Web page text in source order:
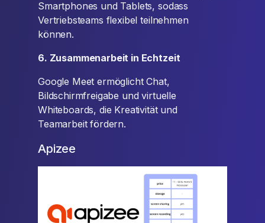
Smartphones und Tablets, sodass
Vertriebsteams flexibel teilnehmen
können.
6. Zusammenarbeit in Echtzeit
Google Meet ermöglicht Chat,
Bildschirmfreigabe und virtuelle
Whiteboards, die Kreativität und
Teamarbeit fördern.
Apizee